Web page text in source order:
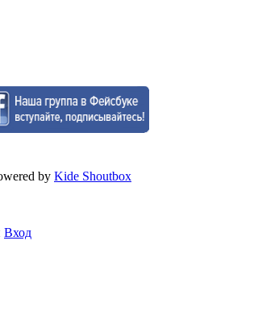
by Kide Shoutbox
Вход